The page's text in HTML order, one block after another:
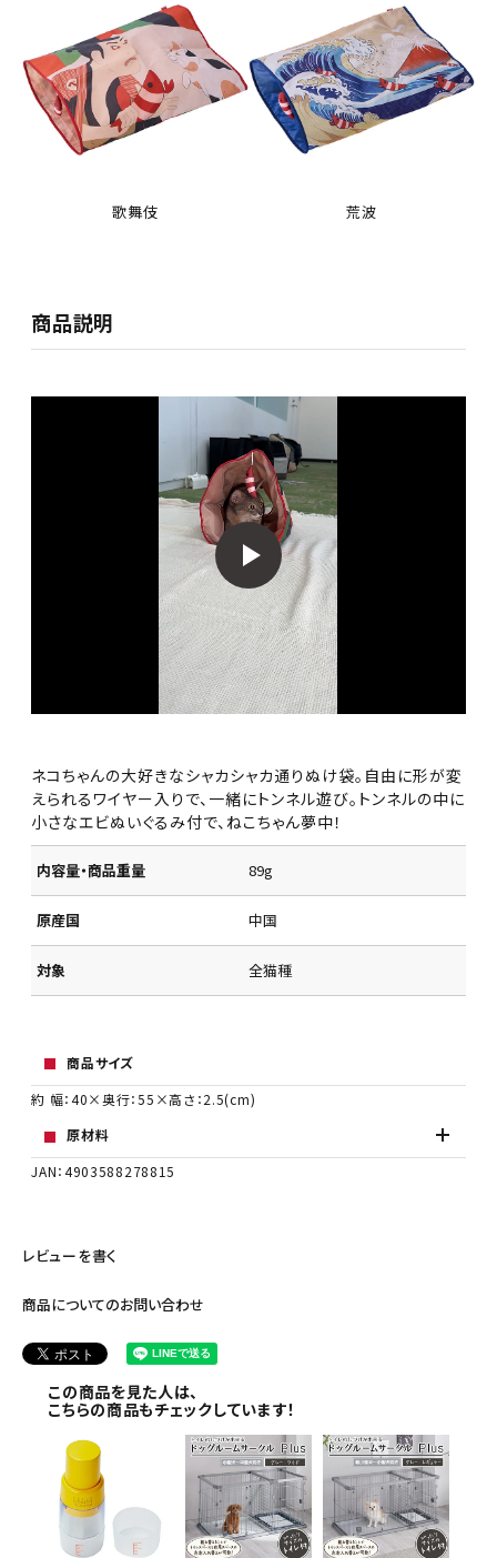
歌舞伎 荒波
商品説明
ネコちゃんの大好きなシャカシャカ通りぬけ袋。自由に形が変
えられるワイヤー入りで、一緒にトンネル遊び。トンネルの中に
小さなエビぬいぐるみ付で、ねこちゃん夢中！
内容量・商品重量 89g
原産国 中国
対象 全猫種
商品サイズ
約 幅：40×奥行：55×高さ：2.5(cm)
原材料
JAN：4903588278815
レビューを書く
商品についてのお問い合わせ
この商品を見た人は、
こちらの商品もチェックしています！